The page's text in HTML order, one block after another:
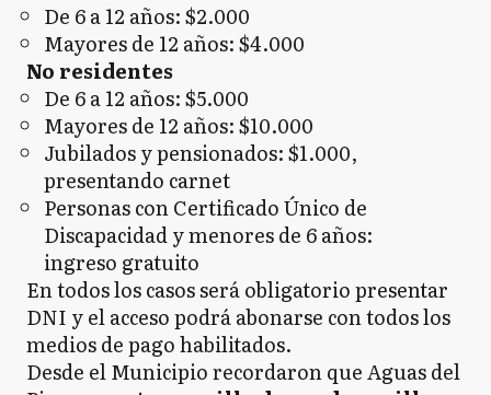
De 6 a 12 años: $2.000
Mayores de 12 años: $4.000
No residentes
De 6 a 12 años: $5.000
Mayores de 12 años: $10.000
Jubilados y pensionados: $1.000,
presentando carnet
Personas con Certificado Único de
Discapacidad y menores de 6 años:
ingreso gratuito
En todos los casos será obligatorio presentar
DNI y el acceso podrá abonarse con todos los
medios de pago habilitados.
Desde el Municipio recordaron que Aguas del